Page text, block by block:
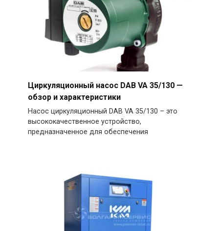
Циркуляционный насос DAB VA 35/130 —
обзор и характеристики
Насос циркуляционный DAB VA 35/130 – это
высококачественное устройство,
предназначенное для обеспечения